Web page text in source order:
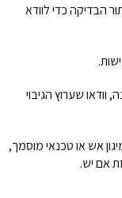
הבדיקה כדי לוודא
שערוץ הגיבוי
אש או טכנאי מוסמך,
אם יש.